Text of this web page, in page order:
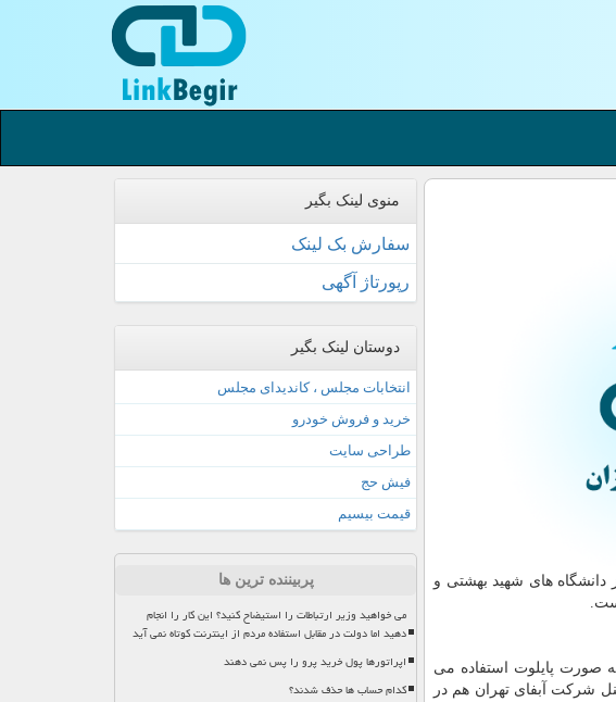
دانشگاه های شهید بهشتی و
صورت پایلوت استفاده می
شرکت آبفای تهران هم در
منوی لینک بگیر
سفارش بک لینک
رپورتاژ آگهی
دوستان لینک بگیر
انتخابات مجلس ، کاندیدای مجلس
خرید و فروش خودرو
طراحی سایت
فیش حج
قیمت بیسیم
پربیننده ترین ها
می خواهید وزیر ارتباطات را استیضاح کنید؟ این کار را انجام
دهید اما دولت در مقابل استفاده مردم از اینترنت کوتاه نمی آید
اپراتورها پول خرید پرو را پس نمی دهند
کدام حساب ها حذف شدند؟